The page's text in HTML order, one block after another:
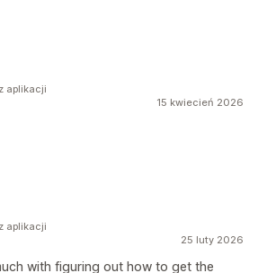
15 kwiecień 2026
aplikacji
25 luty 2026
with figuring out how to get the
aplikacji